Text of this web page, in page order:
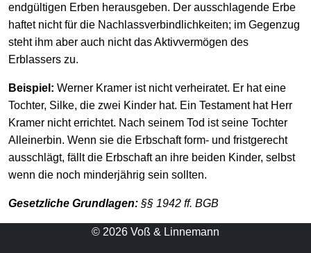
endgültigen Erben herausgeben. Der ausschlagende Erbe
haftet nicht für die Nachlassverbindlichkeiten; im Gegen­zug
steht ihm aber auch nicht das Aktivvermögen des
Erblassers zu.
Beispiel: Werner Kramer ist nicht verheiratet. Er hat eine
Tochter, Silke, die zwei Kinder hat. Ein Testament hat Herr
Kramer nicht errichtet. Nach seinem Tod ist seine Tochter
Alleinerbin. Wenn sie die Erbschaft form- und fristgerecht
ausschlägt, fällt die Erbschaft an ihre beiden Kinder, selbst
wenn die noch minderjährig sein sollten.
Gesetzliche Grundlagen: §§ 1942 ff. BGB
© 2026 Voß & Linnemann